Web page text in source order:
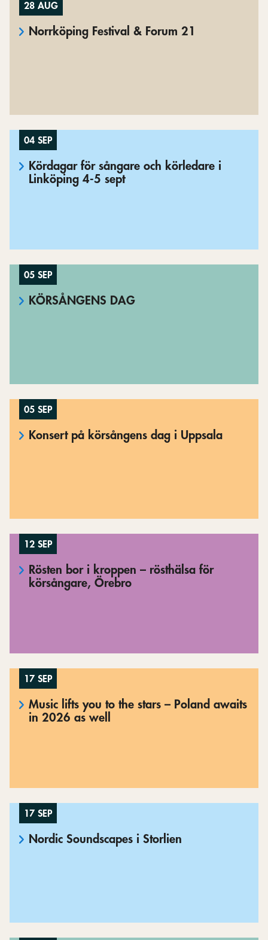
28 AUG
Norrköping Festival & Forum 21
04 SEP
Kördagar för sångare och körledare i
Linköping 4-5 sept
05 SEP
KÖRSÅNGENS DAG
05 SEP
Konsert på körsångens dag i Uppsala
12 SEP
Rösten bor i kroppen – rösthälsa för
körsångare, Örebro
17 SEP
Music lifts you to the stars – Poland awaits
in 2026 as well
17 SEP
Nordic Soundscapes i Storlien